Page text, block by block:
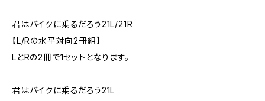
君はバイクに乗るだろう21L/21R
【L/Rの水平対向2冊組】
LとRの2冊で1セットとなります。
君はバイクに乗るだろう21L